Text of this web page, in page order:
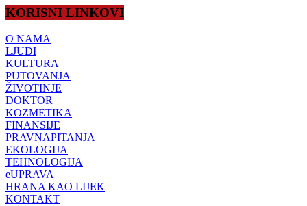
KORISNI LINKOVI
O NAMA
LJUDI
KULTURA
PUTOVANJA
ŽIVOTINJE
DOKTOR
KOZMETIKA
FINANSIJE
PRAVNAPITANJA
EKOLOGIJA
TEHNOLOGIJA
eUPRAVA
HRANA KAO LIJEK
KONTAKT